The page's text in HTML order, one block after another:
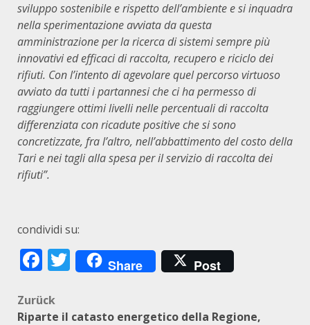
sviluppo sostenibile e rispetto dell’ambiente e si inquadra
nella sperimentazione avviata da questa
amministrazione per la ricerca di sistemi sempre più
innovativi ed efficaci di raccolta, recupero e riciclo dei
rifiuti. Con l’intento di agevolare quel percorso virtuoso
avviato da tutti i partannesi che ci ha permesso di
raggiungere ottimi livelli nelle percentuali di raccolta
differenziata con ricadute positive che si sono
concretizzate, fra l’altro, nell’abbattimento del costo della
Tari e nei tagli alla spesa per il servizio di raccolta dei
rifiuti”.
condividi su:
Facebook
Twitter
Share Post
Beitragsnavigation
Zurück
Riparte il catasto energetico della Regione,